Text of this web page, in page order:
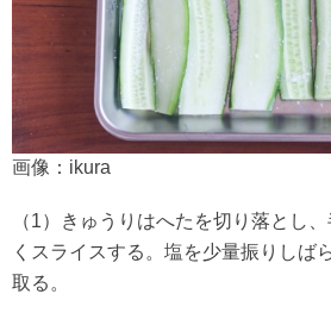
画像：ikura
（1）きゅうりはへたを切り落とし
くスライスする。塩を少量振りしば
取る。